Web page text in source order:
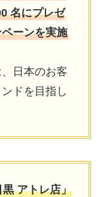
名にプレゼ
ーンを実施
日本のお客
ドを目指し
アトレ店」